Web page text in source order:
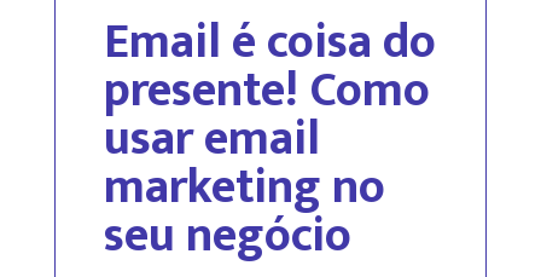
Email é coisa do
presente! Como
usar email
marketing no
seu negócio